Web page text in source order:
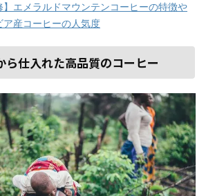
】エメラルドマウンテンコーヒーの特徴や
産コーヒーの人気度
ら仕入れた高品質のコーヒー